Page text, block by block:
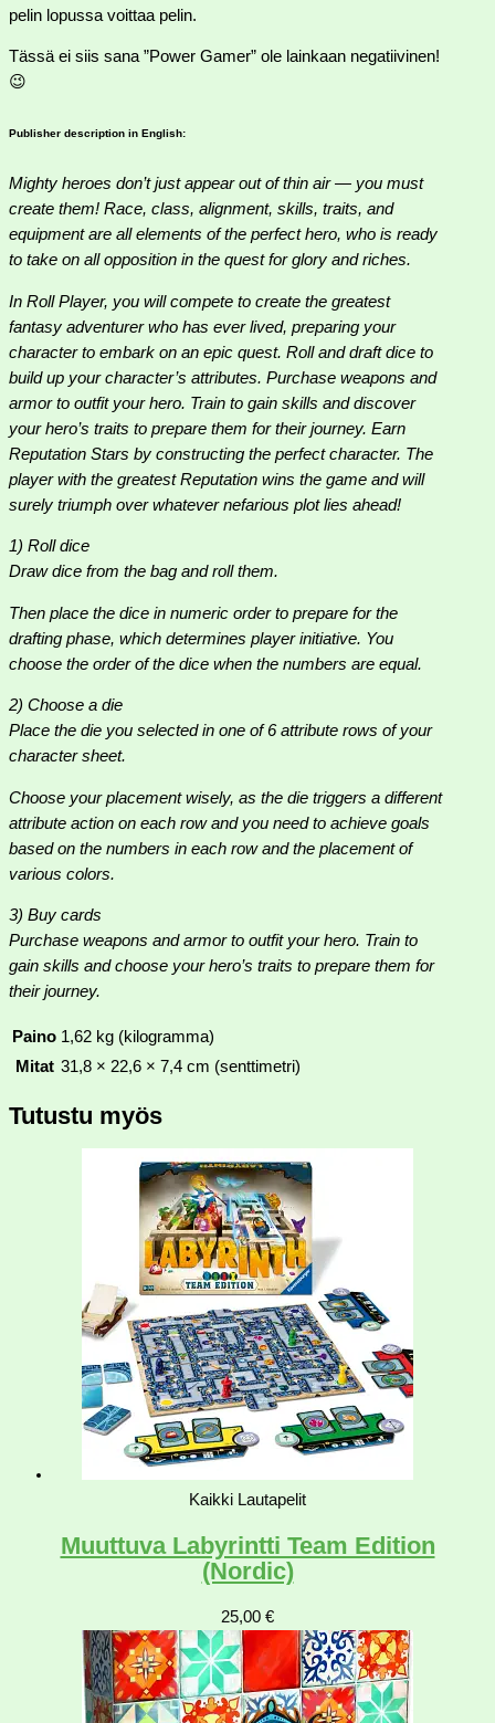
pelin lopussa voittaa pelin.
Tässä ei siis sana ”Power Gamer” ole lainkaan negatiivinen!
😉
Publisher description in English:
Mighty heroes don’t just appear out of thin air — you must
create them! Race, class, alignment, skills, traits, and
equipment are all elements of the perfect hero, who is ready
to take on all opposition in the quest for glory and riches.
In Roll Player, you will compete to create the greatest
fantasy adventurer who has ever lived, preparing your
character to embark on an epic quest. Roll and draft dice to
build up your character’s attributes. Purchase weapons and
armor to outfit your hero. Train to gain skills and discover
your hero’s traits to prepare them for their journey. Earn
Reputation Stars by constructing the perfect character. The
player with the greatest Reputation wins the game and will
surely triumph over whatever nefarious plot lies ahead!
1) Roll dice
Draw dice from the bag and roll them.
Then place the dice in numeric order to prepare for the
drafting phase, which determines player initiative. You
choose the order of the dice when the numbers are equal.
2) Choose a die
Place the die you selected in one of 6 attribute rows of your
character sheet.
Choose your placement wisely, as the die triggers a different
attribute action on each row and you need to achieve goals
based on the numbers in each row and the placement of
various colors.
3) Buy cards
Purchase weapons and armor to outfit your hero. Train to
gain skills and choose your hero’s traits to prepare them for
their journey.
Paino 1,62 kg (kilogramma)
Mitat 31,8 × 22,6 × 7,4 cm (senttimetri)
Tutustu myös
Kaikki Lautapelit
Muuttuva Labyrintti Team Edition
(Nordic)
25,00 €